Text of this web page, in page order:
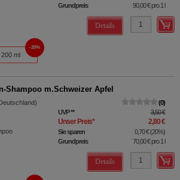
Grundpreis
90,00 €pro 1 l
Details
200 ml
20%
Shampoo m.Schweizer Apfel
0
UVP** 3,50 €
Unser Preis* 2,80 €
Sie sparen 0,70 €(20%)
Grundpreis
70,00 €pro 1 l
Details